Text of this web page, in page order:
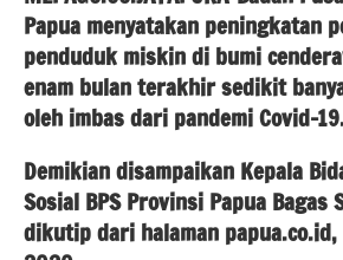
Papua menyatakan peningkatan
penduduk miskin di bumi
enam bulan terakhir sedikit
oleh imbas dari pandemi Covid-
Demikian disampaikan Kepala
Sosial BPS Provinsi Papua Bagas
dikutip dari halaman papua.co.id,